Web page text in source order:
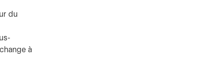
du
à